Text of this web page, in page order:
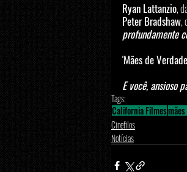
Ryan Lattanzio,
Peter Bradshaw,
profundamente
'Mães de
E você, ansioso
Tags:
California Filmes
Cinefilos
Notícias